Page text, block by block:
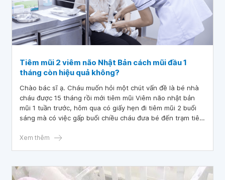
Tiêm mũi 2 viêm não Nhật Bản cách mũi đầu 1
tháng còn hiệu quả không?
Chào bác sĩ ạ. Cháu muốn hỏi một chút vấn đề là bé nhà
cháu được 15 tháng rồi mới tiêm mũi Viêm não nhật bản
mũi 1 tuần trước, hôm qua có giấy hẹn đi tiêm mũi 2 buổi
sáng mà có việc gấp buổi chiều cháu đưa bé đến trạm tiêm
tiêm tháng sau quay lại nhắc mũi 2. Vậy cho cháu hỏi là
Xem thêm